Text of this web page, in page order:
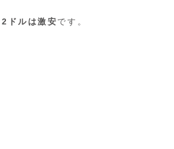
ドルは激安です。